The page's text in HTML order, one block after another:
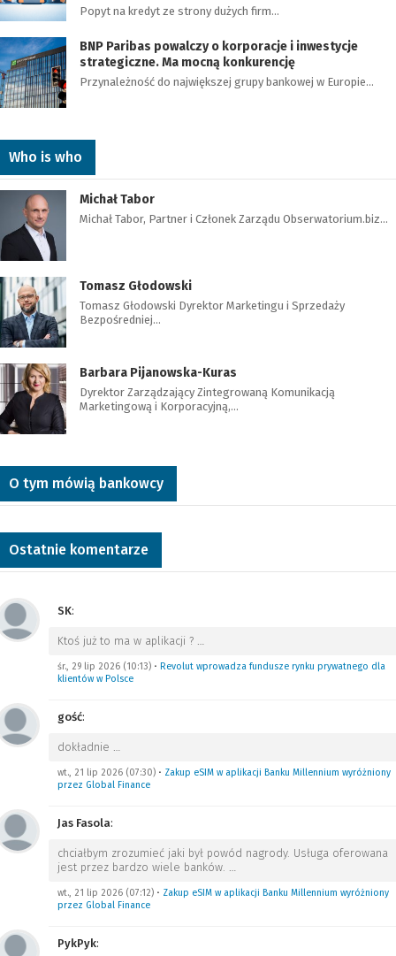
Popyt na kredyt ze strony dużych firm…
BNP Paribas powalczy o korporacje i inwestycje
strategiczne. Ma mocną konkurencję
Przynależność do największej grupy bankowej w Europie…
Who is who
Michał Tabor
Michał Tabor, Partner i Członek Zarządu Obserwatorium.biz…
Tomasz Głodowski
Tomasz Głodowski Dyrektor Marketingu i Sprzedaży
Bezpośredniej…
Barbara Pijanowska-Kuras
Dyrektor Zarządzający Zintegrowaną Komunikacją
Marketingową i Korporacyjną,…
O tym mówią bankowcy
Ostatnie komentarze
SK:
Ktoś już to ma w aplikacji ? …
śr., 29 lip 2026 (10:13) • Revolut wprowadza fundusze rynku prywatnego dla
klientów w Polsce
gość:
dokładnie …
wt., 21 lip 2026 (07:30) • Zakup eSIM w aplikacji Banku Millennium wyróżniony
przez Global Finance
Jas Fasola:
chciałbym zrozumieć jaki był powód nagrody. Usługa oferowana
jest przez bardzo wiele banków. …
wt., 21 lip 2026 (07:12) • Zakup eSIM w aplikacji Banku Millennium wyróżniony
przez Global Finance
PykPyk: